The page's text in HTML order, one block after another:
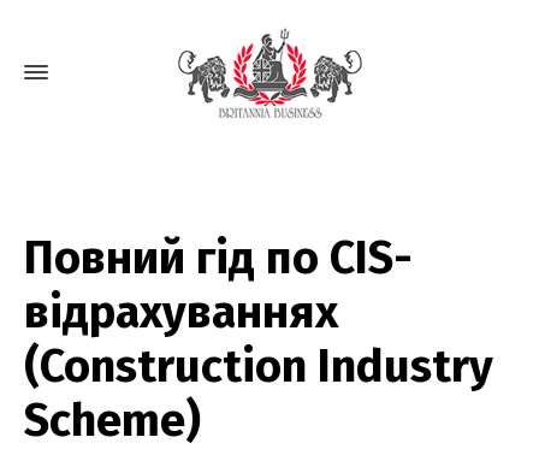
Повний гід по CIS-
відрахуваннях
(Construction Industry
Scheme)